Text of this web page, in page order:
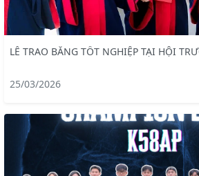
LỄ TRAO BẰNG TỐT NGHIỆP TẠI HỘI
25/03/2026